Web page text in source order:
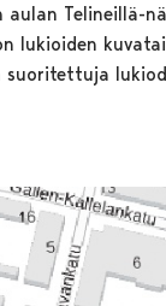
aulan Telineillä-
lukioiden
suoritettuja